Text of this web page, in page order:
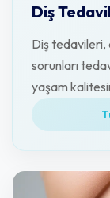
Diş
Diş tedavileri,
sorunları
yaşam